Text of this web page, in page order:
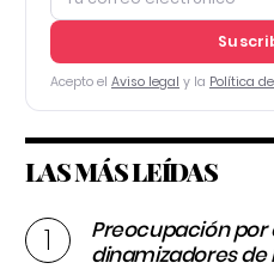
Acepto el Aviso legal y la Política
LAS MÁS LEÍDAS
Preocupación por
dinamizadores de